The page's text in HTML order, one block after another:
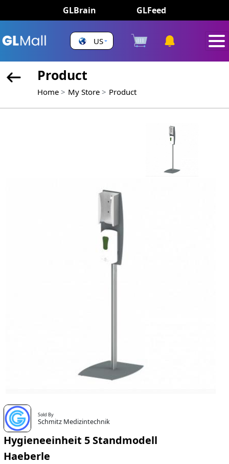
GLBrain GLFeed
US
Product
Home My Store Product
Sold By
Schmitz Medizintechnik
Hygieneeinheit 5 Standmodell
Haeberle